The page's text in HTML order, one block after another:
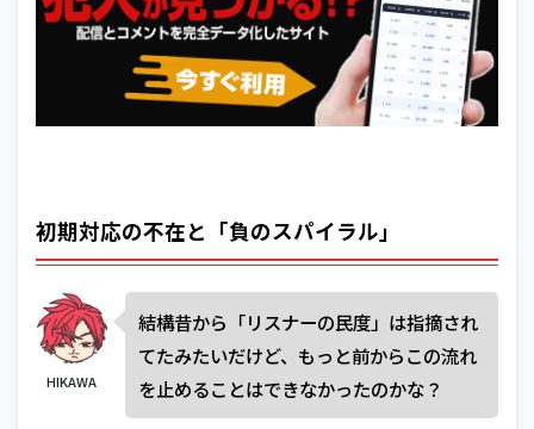
初期対応の不在と「負のスパイラル」
HIKAWA
結構昔から「リスナーの民度」は指摘され
てたみたいだけど、もっと前からこの流れ
を止めることはできなかったのかな？